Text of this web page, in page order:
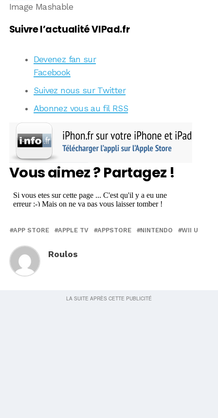
Image Mashable
Suivre l’actualité VIPad.fr
Devenez fan sur
Facebook
Suivez nous sur Twitter
Abonnez vous au fil RSS
Vous aimez ? Partagez !
APP STORE APPLE TV APPSTORE NINTENDO WII U
Roulos